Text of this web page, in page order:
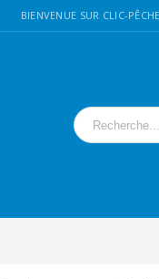
BIENVENUE SUR CLIC-PÊCHE